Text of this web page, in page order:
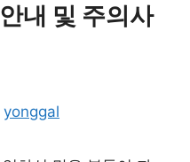
내 및 주의사
yonggal